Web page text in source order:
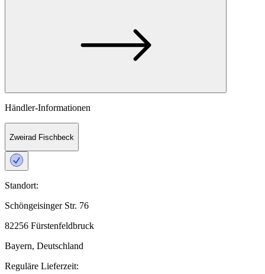
Händler-Informationen
Zweirad Fischbeck
Standort:
Schöngeisinger Str. 76
82256 Fürstenfeldbruck
Bayern, Deutschland
Reguläre Lieferzeit: